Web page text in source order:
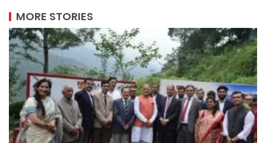
MORE STORIES